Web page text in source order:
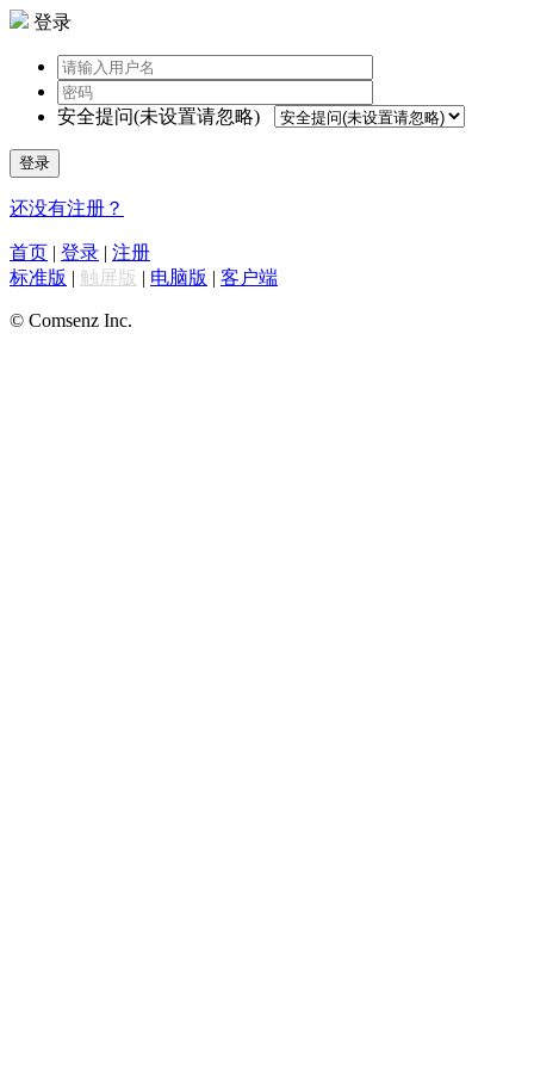
登录
安全提问(未设置请忽略)
登录
还没有注册？
首页 | 登录 | 注册
标准版 | 触屏版 | 电脑版 | 客户端
© Comsenz Inc.